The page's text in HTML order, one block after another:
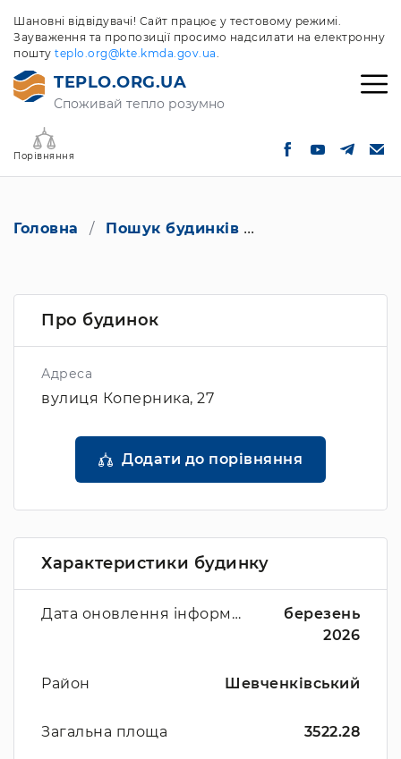
Шановні відвідувачі! Сайт працює у тестовому режимі.
Зауваження та пропозиції просимо надсилати на електронну
пошту teplo.org@kte.kmda.gov.ua.
TEPLO.ORG.UA
Споживай тепло розумно
Порівняння
Головна Пошук будинків
Про будинок
Адреса
вулиця Коперника, 27
Додати до порівняння
Характеристики будинку
Дата оновлення інформації
березень
2026
Район Шевченківський
Загальна площа 3522.28